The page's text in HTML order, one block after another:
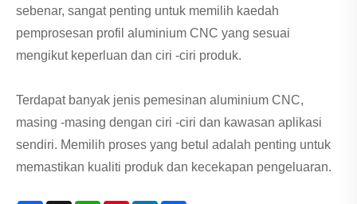
sebenar, sangat penting untuk memilih kaedah
pemprosesan profil aluminium CNC yang sesuai
mengikut keperluan dan ciri -ciri produk.
Terdapat banyak jenis pemesinan aluminium CNC,
masing -masing dengan ciri -ciri dan kawasan aplikasi
sendiri. Memilih proses yang betul adalah penting untuk
memastikan kualiti produk dan kecekapan pengeluaran.